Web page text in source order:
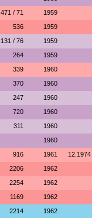
471 / 71 1959
536 1959
131 / 76 1959
264 1959
339 1960
370 1960
247 1960
720 1960
311 1960
1960
916 1961 12.1974
2206 1962
2254 1962
1169 1962
2214 1962